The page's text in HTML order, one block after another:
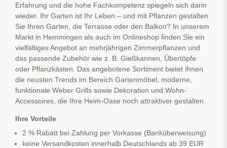
Erfahrung und die hohe Fachkompetenz spiegeln sich darin
wieder. Ihr Garten ist Ihr Leben – und mit Pflanzen gestalten
Sie Ihren Garten, die Terrasse oder den Balkon? In unserem
Markt in Hemmingen als auch im Onlineshop finden Sie ein
vielfältiges Angebot an mehrjährigen Zimmerpflanzen und
das passende Zubehör wie z. B. Gießkannen, Übertöpfe
oder Pflanzkästen. Das angebotene Sortiment bietet Ihnen
die neusten Trends im Bereich Gartenmöbel, moderne,
funktionale Weber Grills sowie Dekoration und Wohn-
Accessoires, die Ihre Heim-Oase noch attraktiver gestalten.
Ihre Vorteile
2 % Rabatt bei Zahlung per Vorkasse (Banküberweisung)
keine Versandkosten innerhalb Deutschlands ab 39 EUR